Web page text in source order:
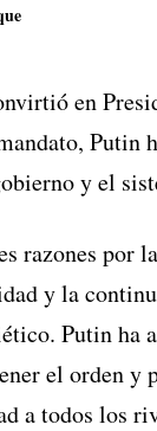
en
Putin
y el
razones por
y la
Putin ha
el orden y
a todos los